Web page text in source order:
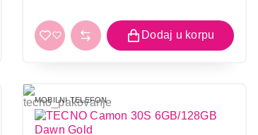
MOBILNI TELEFON